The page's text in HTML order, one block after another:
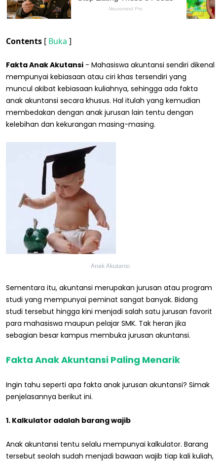
Contents [ Buka ]
Fakta Anak Akutansi - Mahasiswa akuntansi sendiri dikenal
mempunyai kebiasaan atau ciri khas tersendiri yang
muncul akibat kebiasaan kuliahnya, sehingga ada fakta
anak akuntansi secara khusus. Hal itulah yang kemudian
membedakan dengan anak jurusan lain tentu dengan
kelebihan dan kekurangan masing-masing.
Anak Akutansi
Sementara itu, akuntansi merupakan jurusan atau program
studi yang mempunyai peminat sangat banyak. Bidang
studi tersebut hingga kini menjadi salah satu jurusan favorit
para mahasiswa maupun pelajar SMK. Tak heran jika
sebagian besar kampus membuka jurusan akuntansi.
Fakta Anak Akuntansi Paling Menarik
Ingin tahu seperti apa fakta anak jurusan akuntansi? Simak
penjelasannya berikut ini.
1. Kalkulator adalah barang wajib
Anak akuntansi tentu selalu mempunyai kalkulator. Barang
tersebut seolah sudah menjadi bawaan wajib tiap kali kuliah,